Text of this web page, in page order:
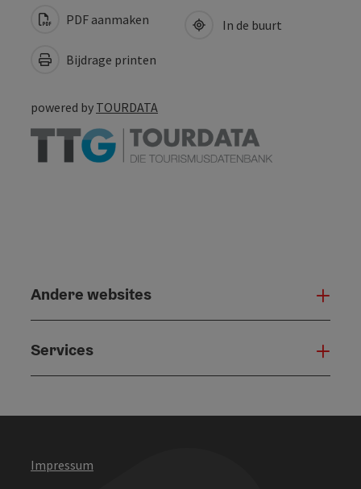
PDF aanmaken
Bijdrage printen
In de buurt
powered by TOURDATA
Andere websites
Services
Impressum